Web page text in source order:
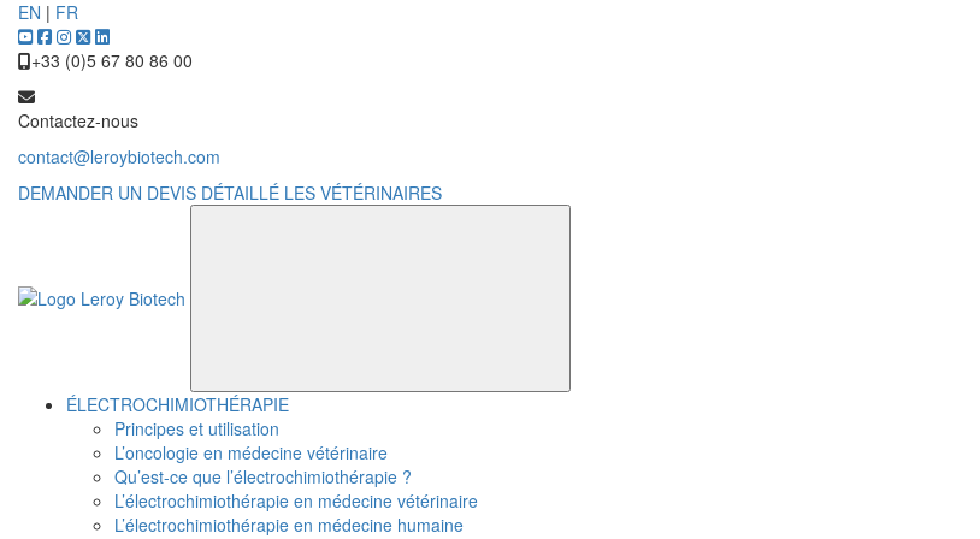
EN | FR
+33 (0)5 67 80 86 00
Contactez-nous
contact@leroybiotech.com
DEMANDER UN DEVIS DÉTAILLÉ LES VÉTÉRINAIRES
ÉLECTROCHIMIOTHÉRAPIE
Principes et utilisation
L’oncologie en médecine vétérinaire
Qu’est-ce que l’électrochimiothérapie ?
L’électrochimiothérapie en médecine vétérinaire
L’électrochimiothérapie en médecine humaine